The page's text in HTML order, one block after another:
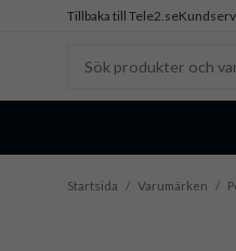
Tillbaka till Tele2.se
Startsida / Varumärken /